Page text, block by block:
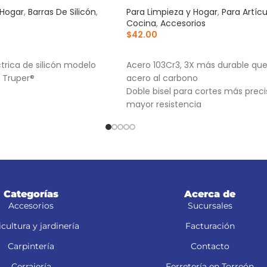
, Barras De Silicón,
de silicón modelo
Truper®
Para Limpieza y Hogar, Para
Cocina, Accesorios
$42.00
Acero 103Cr3, 3X más durable
acero al carbono
Doble bisel para cortes más
mayor resistencia
NV-6X
Categorías
Accesorios
y jardinería
Carpintería
Acerca de
Sucursales
Facturación
Contacto